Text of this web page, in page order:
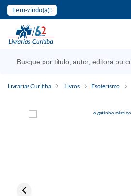
Bem-vindo(a)!
Livrarias Curitiba Livros Esoterismo